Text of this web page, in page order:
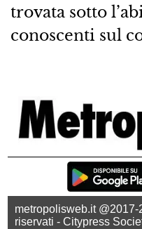
trovata sotto
conoscenti sul
metropolisweb.it @2017-
riservati - Citypress